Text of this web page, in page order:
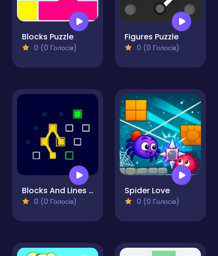
Blocks Puzzle
0 (0 Голосів)
Figures Puzzle
0 (0 Голосів)
Blocks And Lines - Puzzle
0 (0 Голосів)
Spider Love
0 (0 Голосів)